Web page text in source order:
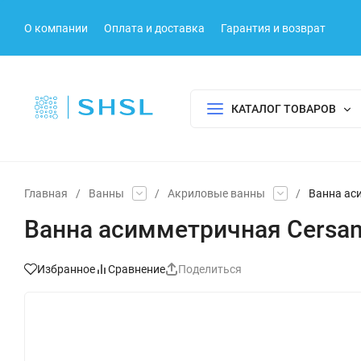
О компании Оплата и доставка Гарантия и возврат
КАТАЛОГ ТОВАРОВ
Главная / Ванны / Акриловые ванны / Ванна
Ванна асимметричная
Избранное Сравнение Поделиться